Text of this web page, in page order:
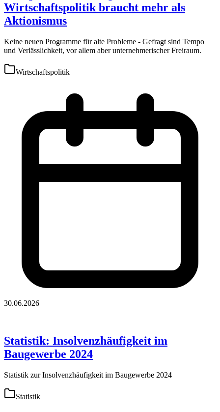
Wirtschaftspolitik braucht mehr als
Aktionismus
Keine neuen Programme für alte Probleme - Gefragt sind Tempo
und Verlässlichkeit, vor allem aber unternehmerischer Freiraum.
Wirtschaftspolitik
30.06.2026
Statistik: Insolvenzhäufigkeit im
Baugewerbe 2024
Statistik zur Insolvenzhäufigkeit im Baugewerbe 2024
Statistik